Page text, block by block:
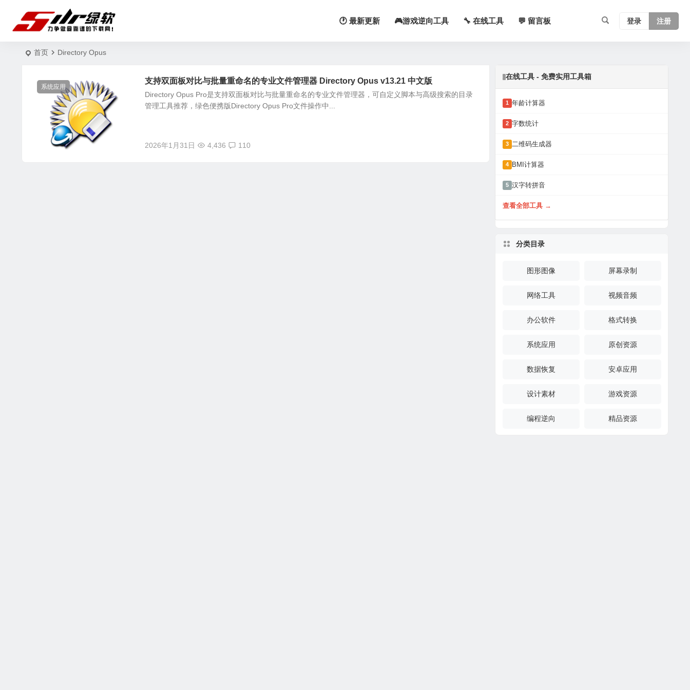
🕐 最新更新 🎮游戏逆向工具 🔧 在线工具 💬 留言板 登录 注册
首页 Directory Opus
系统应用
支持双面板对比与批量重命名的专业文件管理器 Directory Opus v13.21 中文版
Directory Opus Pro是支持双面板对比与批量重命名的专业文件管理器，可自定义脚本与高级搜索的目录
管理工具推荐，绿色便携版Directory Opus Pro文件操作中...
2026年1月31日 4,436 110
在线工具 - 免费实用工具箱
1 年龄计算器
2 字数统计
3 二维码生成器
4 BMI计算器
5 汉字转拼音
查看全部工具 →
分类目录
图形图像 屏幕录制
网络工具 视频音频
办公软件 格式转换
系统应用 原创资源
数据恢复 安卓应用
设计素材 游戏资源
编程逆向 精品资源